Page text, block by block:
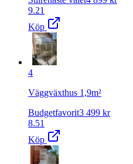
9.21
Köp
4
Väggväxthus 1,9m²
Budgetfavorit3 499 kr
8.51
Köp